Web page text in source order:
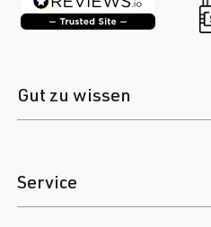
Gut zu wissen
Service